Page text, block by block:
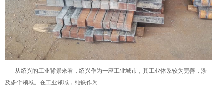
从绍兴的工业背景来看，绍兴作为一座工业城市，其工业体系较为完善，涉
及多个领域。在工业领域，纯铁作为